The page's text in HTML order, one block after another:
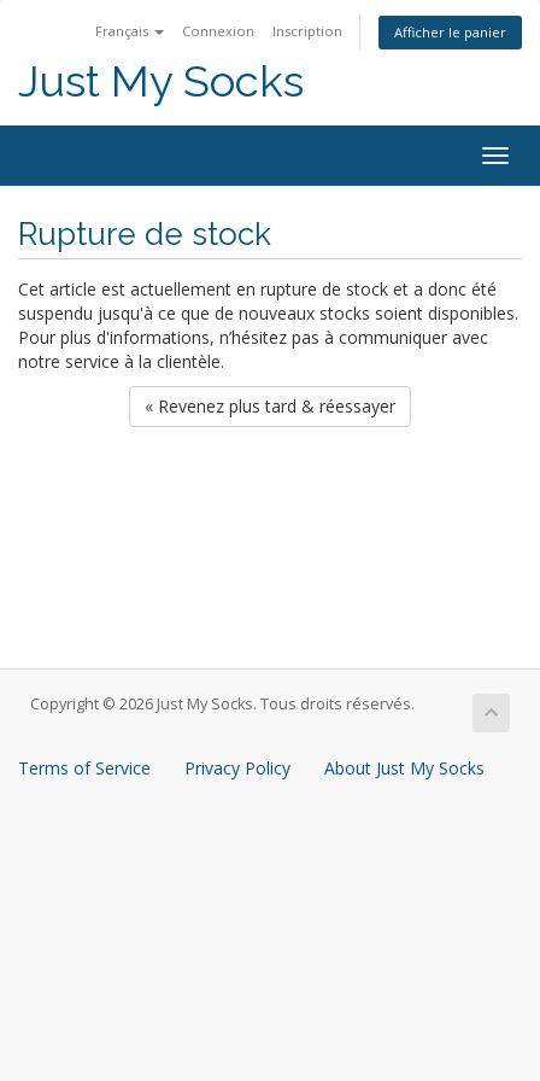
Français Connexion Inscription Afficher le panier
Just My Socks
Rupture de stock
Cet article est actuellement en rupture de stock et a donc été
suspendu jusqu'à ce que de nouveaux stocks soient disponibles.
Pour plus d'informations, n’hésitez pas à communiquer avec
notre service à la clientèle.
« Revenez plus tard & réessayer
Copyright © 2026 Just My Socks. Tous droits réservés.
Terms of Service Privacy Policy About Just My Socks